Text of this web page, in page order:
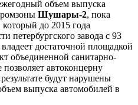
объем выпуска
Шушары-2, пока
который до 2015 года
петербургского завода с 93
достаточной площадкой
объединенной санитарно-
автоконцерну
будут нарушены
выпуска автомобилей в